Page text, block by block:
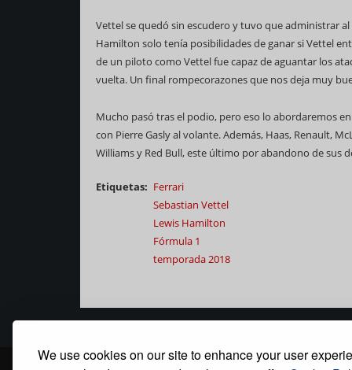
We use cookies on our site to enhance your user
Vettel se quedó sin escudero y tuvo que administrar
Hamilton solo tenía posibilidades de ganar si Vettel
de un piloto como Vettel fue capaz de aguantar los
vuelta. Un final rompecorazones que nos deja muy
Mucho pasó tras el podio, pero eso lo abordaremos
con Pierre Gasly al volante. Además, Haas, Renault,
Williams y Red Bull, este último por abandono de sus
Etiquetas
Ferrari
Sebastian Vettel
Lewis Hamilton
Fórmula 1
temporada 2018